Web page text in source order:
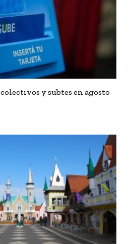
y subtes en agosto